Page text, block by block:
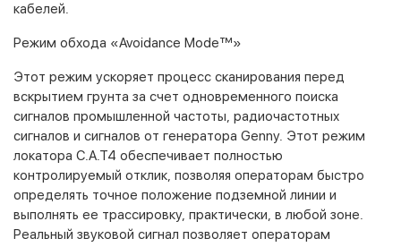
кабелей.
Режим обхода «Avoidance Mode™»
Этот режим ускоряет процесс сканирования перед
вскрытием грунта за счет одновременного поиска
сигналов промышленной частоты, радиочастотных
сигналов и сигналов от генератора Genny. Этот режим
локатора C.A.T4 обеспечивает полностью
контролируемый отклик, позволяя операторам быстро
определять точное положение подземной линии и
выполнять ее трассировку, практически, в любой зоне.
Реальный звуковой сигнал позволяет операторам